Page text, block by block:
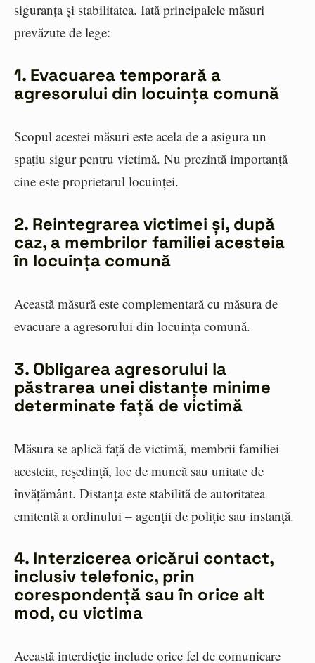
siguranța și stabilitatea. Iată principalele măsuri
prevăzute de lege:
1. Evacuarea temporară a
agresorului din locuința comună
Scopul acestei măsuri este acela de a asigura un
spațiu sigur pentru victimă. Nu prezintă importanță
cine este proprietarul locuinței.
2. Reintegrarea victimei și, după
caz, a membrilor familiei acesteia
în locuința comună
Această măsură este complementară cu măsura de
evacuare a agresorului din locuința comună.
3. Obligarea agresorului la
păstrarea unei distanțe minime
determinate față de victimă
Măsura se aplică față de victimă, membrii familiei
acesteia, reședință, loc de muncă sau unitate de
învățământ. Distanța este stabilită de autoritatea
emitentă a ordinului – agenții de poliție sau instanță.
4. Interzicerea oricărui contact,
inclusiv telefonic, prin
corespondență sau în orice alt
mod, cu victima
Această interdicție include orice fel de comunicare